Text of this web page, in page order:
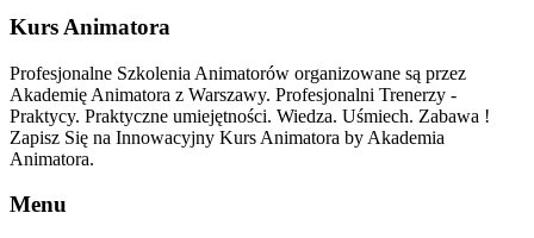
Kurs Animatora
Profesjonalne Szkolenia Animatorów organizowane są przez
Akademię Animatora z Warszawy. Profesjonalni Trenerzy -
Praktycy. Praktyczne umiejętności. Wiedza. Uśmiech. Zabawa !
Zapisz Się na Innowacyjny Kurs Animatora by Akademia
Animatora.
Menu